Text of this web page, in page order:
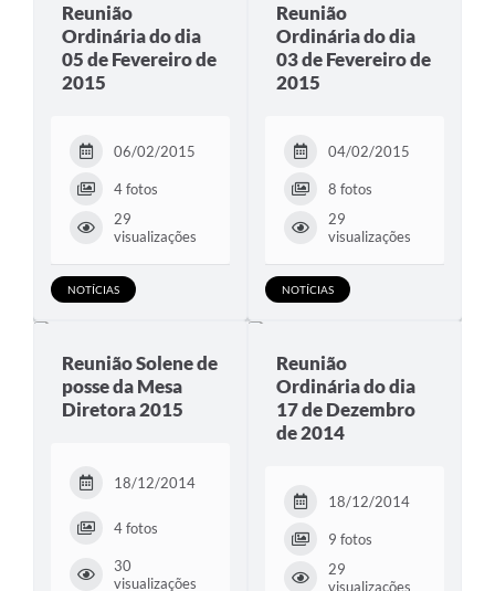
Reunião
Ordinária do dia
05 de Fevereiro de
2015
06/02/2015
4 fotos
29
visualizações
NOTÍCIAS
Reunião
Ordinária do dia
03 de Fevereiro de
2015
04/02/2015
8 fotos
29
visualizações
NOTÍCIAS
Reunião Solene de
posse da Mesa
Diretora 2015
18/12/2014
4 fotos
30
visualizações
Reunião
Ordinária do dia
17 de Dezembro
de 2014
18/12/2014
9 fotos
29
visualizações